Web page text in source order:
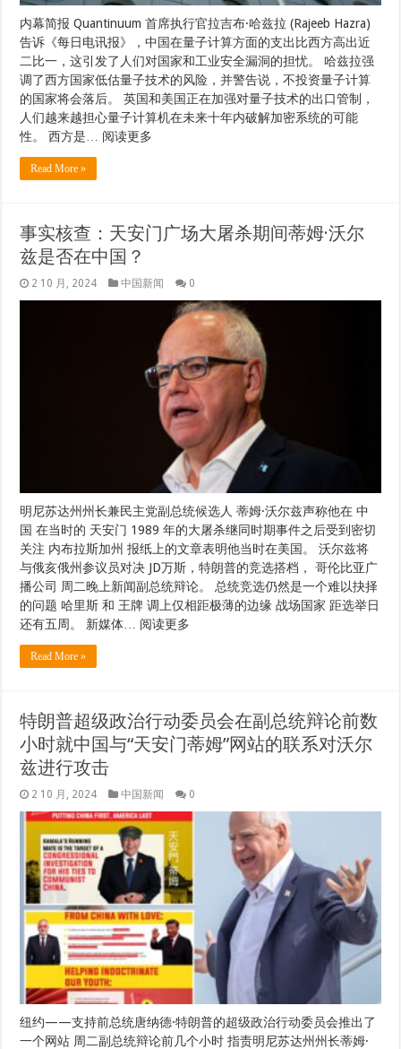
内幕简报 Quantinuum 首席执行官拉吉布·哈兹拉 (Rajeeb Hazra)
告诉《每日电讯报》，中国在量子计算方面的支出比西方高出近
二比一，这引发了人们对国家和工业安全漏洞的担忧。 哈兹拉强
调了西方国家低估量子技术的风险，并警告说，不投资量子计算
的国家将会落后。 英国和美国正在加强对量子技术的出口管制，
人们越来越担心量子计算机在未来十年内破解加密系统的可能
性。 西方是… 阅读更多
Read More »
事实核查：天安门广场大屠杀期间蒂姆·沃尔
兹是否在中国？
2 10 月, 2024 中国新闻 0
明尼苏达州州长兼民主党副总统候选人 蒂姆·沃尔兹声称他在 中
国 在当时的 天安门 1989 年的大屠杀继同时期事件之后受到密切
关注 内布拉斯加州 报纸上的文章表明他当时在美国。 沃尔兹将
与俄亥俄州参议员对决 JD万斯，特朗普的竞选搭档， 哥伦比亚广
播公司 周二晚上新闻副总统辩论。 总统竞选仍然是一个难以抉择
的问题 哈里斯 和 王牌 调上仅相距极薄的边缘 战场国家 距选举日
还有五周。 新媒体… 阅读更多
Read More »
特朗普超级政治行动委员会在副总统辩论前数
小时就中国与“天安门蒂姆”网站的联系对沃尔
兹进行攻击
2 10 月, 2024 中国新闻 0
纽约——支持前总统唐纳德·特朗普的超级政治行动委员会推出了
一个网站 周二副总统辩论前几个小时 指责明尼苏达州州长蒂姆·